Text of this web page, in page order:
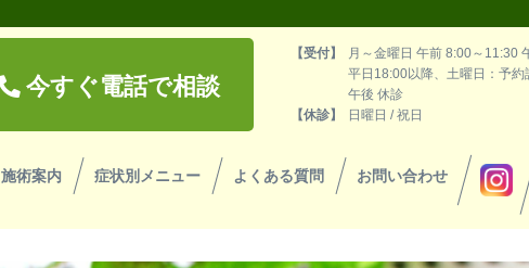
今すぐ電話で相談
【受付】
月～金曜日 午前 8:00～11:30
平日18:00以降、土曜日：予約
午後 休診
【休診】
日曜日 / 祝日
施術案内 症状別メニュー よくある質問 お問い合わせ